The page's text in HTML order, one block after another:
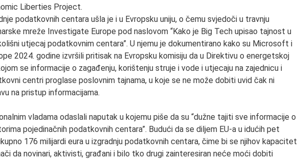
Liberties Project.
podatkovnih centara ušla je i u Evropsku uniju, o čemu svjedoči u travnju
mreže Investigate Europe pod naslovom “Kako je Big Tech upisao tajnost u
utjecaj podatkovnim centara”. U njemu je dokumentirano kako su Microsoft i
2024. godine izvršili pritisak na Evropsku komisiju da u Direktivu o energetskoj
se informacije o zagađenju, korištenju struje i vode i utjecaju na zajednicu i
centri proglase poslovnim tajnama, u koje se ne može dobiti uvid čak ni
na pristup informacijama.
vladama odaslali naputak u kojemu piše da su “dužne tajiti sve informacije o
pojedinačnih podatkovnih centara”. Budući da se diljem EU-a u idućih pet
176 milijardi eura u izgradnju podatkovnih centara, čime bi se njihov kapacitet
da novinari, aktivisti, građani i bilo tko drugi zainteresiran neće moći dobiti